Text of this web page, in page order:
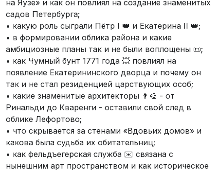
на Яузе» и как он повлиял на создание знаменитых
садов Петербурга;
• какую роль сыграли Пётр I 👑 и Екатерина II 👑;
• в формировании облика района и какие
амбициозные планы так и не были воплощены 📜;
• как Чумный бунт 1771 года 💥 повлиял на
появление Екатерининского дворца и почему он
так и не стал резиденцией царствующих особ;
• какие знаменитые архитекторы 👨‍🎨 - от
Ринальди до Кваренги - оставили свой след в
облике Лефортово;
• что скрывается за стенами «Вдовьих домов» и
какова была судьба их обитательниц;
• как фельдъегерская служба ✉️ связана с
нынешним арт пространством и как историческое